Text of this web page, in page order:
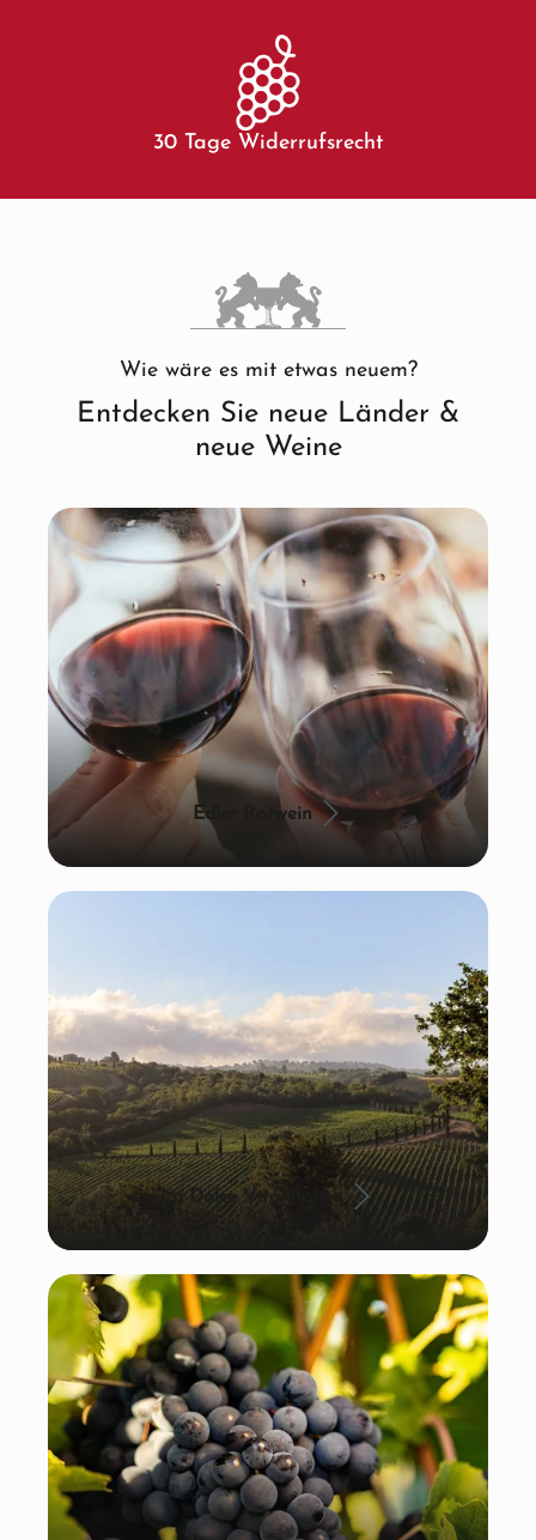
30 Tage Widerrufsrecht
Wie wäre es mit etwas neuem?
Entdecken Sie neue Länder &
neue Weine
Edler Rotwein
La Dolce Vita: Italien